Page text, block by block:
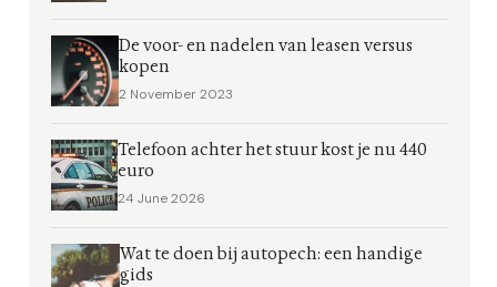
De voor- en nadelen van leasen versus
kopen
2 November 2023
Telefoon achter het stuur kost je nu 440
euro
24 June 2026
Wat te doen bij autopech: een handige
gids